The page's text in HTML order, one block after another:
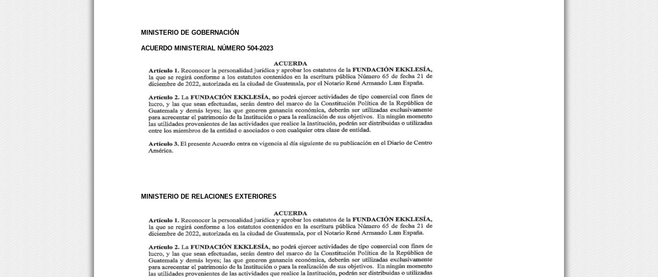
MINISTERIO DE GOBERNACIÓN
ACUERDO MINISTERIAL NÚMERO 504-2023
MINISTERIO DE RELACIONES EXTERIORES